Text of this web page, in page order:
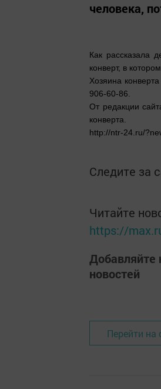
человека,
Как рассказала
конверт, в
Хозяина
906-60-86.
От редакции
конверта.
http://ntr-24.ru/
Следите за
Читайте
https://
Добавляйте
новостей
Перейти на